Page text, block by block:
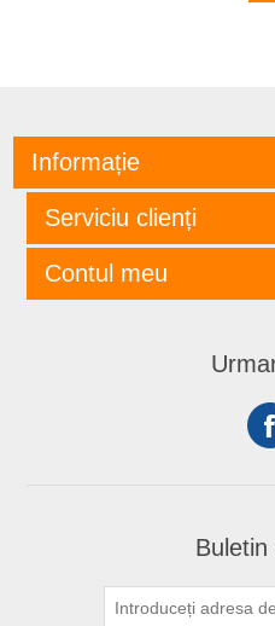
Informație
Serviciu clienți
Contul meu
Buletin